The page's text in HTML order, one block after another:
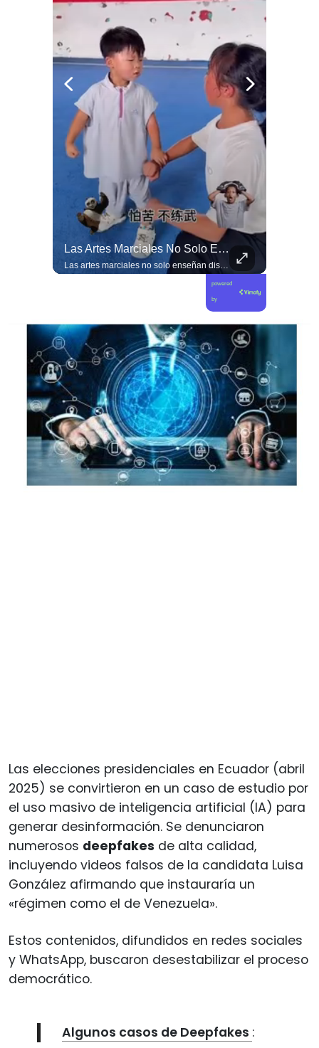
Las Artes Marciales No Solo Enseñan Disciplinas A Los Niños Y Niñas Si No También Ser Honorables #deporte Felicidades Maestro @shaoxi15
Las artes marciales no solo enseñan disciplinas a los niños y niñas si no también ser honorables #deporte felicidades maestro @shaoxi15
powered
by
Las elecciones presidenciales en Ecuador (abril
2025) se convirtieron en un caso de estudio por
el uso masivo de inteligencia artificial (IA) para
generar desinformación. Se denunciaron
numerosos deepfakes de alta calidad,
incluyendo videos falsos de la candidata Luisa
González afirmando que instauraría un
«régimen como el de Venezuela».
Estos contenidos, difundidos en redes sociales
y WhatsApp, buscaron desestabilizar el proceso
democrático.
Algunos casos de Deepfakes :